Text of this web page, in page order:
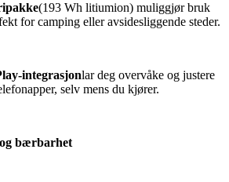
(193 Wh litiumion) muliggjør bruk
for camping eller avsidesliggende steder.
integrasjonlar deg overvåke og justere
selv mens du kjører.
bærbarhet